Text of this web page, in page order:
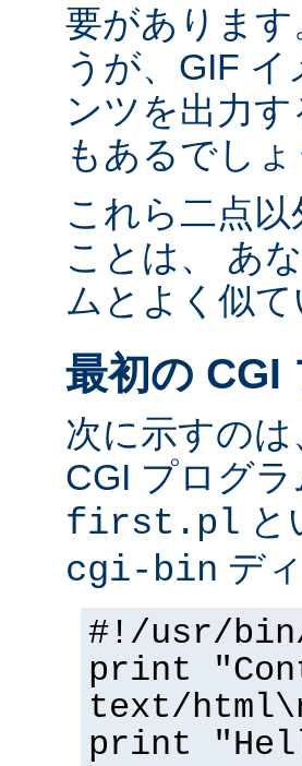
要がありま
うが、GIF
ンツを出力
もあるでしょ
これら二点
ことは、 あ
ムとよく似
最初の CGI
次に示すの
CGI プログ
first.pl と
cgi-bin デ
#!/usr/
print
text/
print